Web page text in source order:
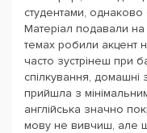
студентами, однаково
Матеріал подавали
темах робили акцент
часто зустрінеш при
спілкування, домашні
прийшла з
англійська значно
мову не вивчиш, але